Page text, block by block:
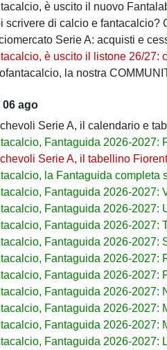
è uscito il nuovo
scrivere di calcio e fantacalcio?
Serie A: acquisti e cessioni
è uscito il listone 26/27:
la nostra COMMUNITY:
ago
Serie A, il calendario e
Fantaguida 2026-2027:
Serie A, il tabellino
la Fantaguida completa
Fantaguida 2026-2027:
Fantaguida 2026-2027:
Fantaguida 2026-2027:
Fantaguida 2026-2027:
Fantaguida 2026-2027:
Fantaguida 2026-2027:
Fantaguida 2026-2027:
Fantaguida 2026-2027:
Fantaguida 2026-2027:
Fantaguida 2026-2027: